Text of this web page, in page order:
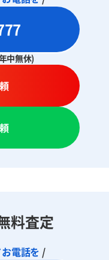
中無休)
料査定
お電話を /